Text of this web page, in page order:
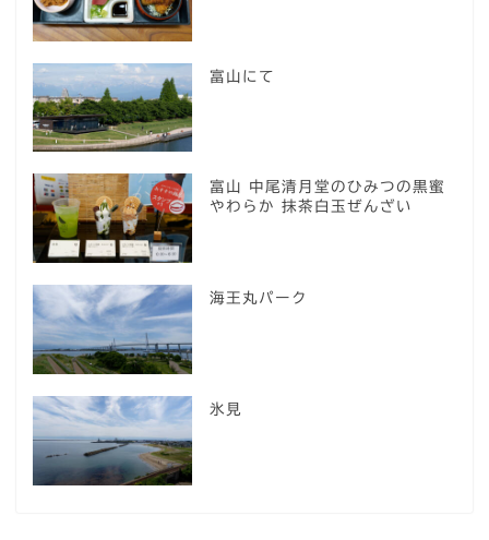
富山にて
富山 中尾清月堂のひみつの黒蜜
やわらか 抹茶白玉ぜんざい
海王丸パーク
氷見